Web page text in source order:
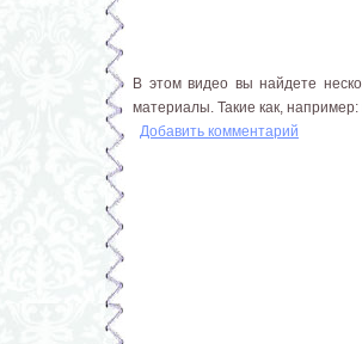
В этом видео вы найдете
материалы. Такие как, например:
Добавить комментарий